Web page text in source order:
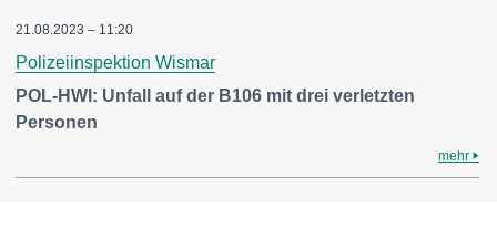
21.08.2023 – 11:20
Polizeiinspektion Wismar
POL-HWI: Unfall auf der B106 mit drei verletzten
Personen
mehr